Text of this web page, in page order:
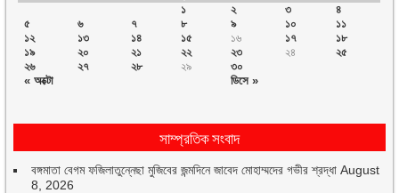
« অক্টো ডিসে »
১ ২ ৩
৪
৫
৬ ৭ ৮ ৯ ১০
১১
১২
১৩ ১৪ ১৫ ১৬ ১৭
১৮
১৯
২০ ২১ ২২ ২৩ ২৪
২৫
২৬
২৭ ২৮ ২৯ ৩০
সাম্প্রতিক সংবাদ
বঙ্গমাতা বেগম ফজিলাতুন্নেছা মুজিবের জন্মদিনে জাবেদ মোহাম্মদের গভীর শ্রদ্ধা August
8, 2026